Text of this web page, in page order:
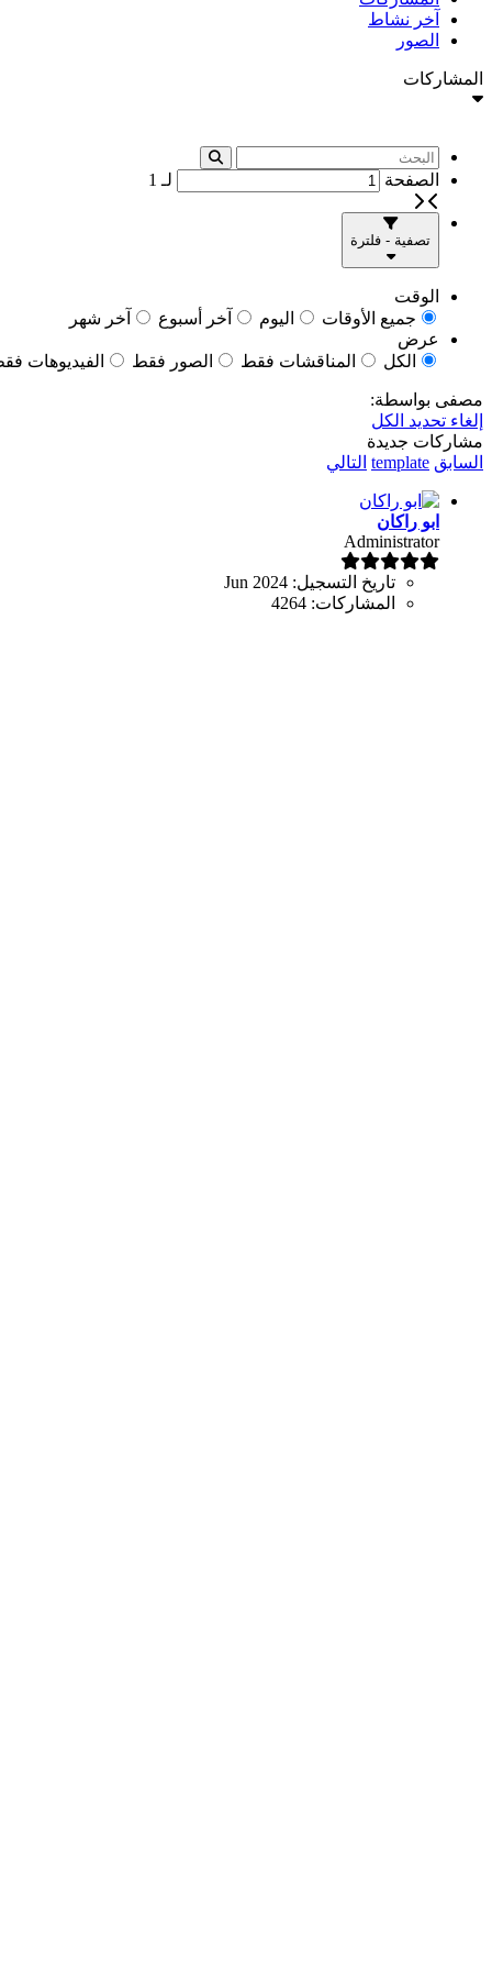
آخر نشاط
الصور
المشاركات
الصفحة لـ 1
تصفية - فلترة
الوقت
جميع الأوقات
اليوم آخر أسبوع
آخر شهر
عرض
الكل
المناقشات فقط الصور فقط الفيديوهات
مصفى بواسطة:
إلغاء تحديد الكل
مشاركات جديدة
السابق template التالي
ابو راكان
Administrator
تاريخ التسجيل: Jun 2024
المشاركات: 4264